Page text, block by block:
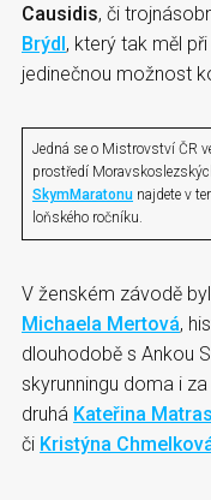
Causidis, či
Brýdl, který tak měl
jedinečnou možnost
Jedná se o Mistrovství ČR
prostředí
SkymMaratonu najdete v
loňského ročníku.
V ženském závodě
Michaela Mertová,
dlouhodobě s Ankou
skyrunningu doma i
druhá Kateřina
či Kristýna